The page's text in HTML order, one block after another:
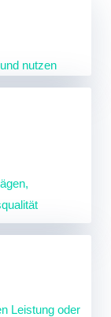
nutzen
Leistung oder